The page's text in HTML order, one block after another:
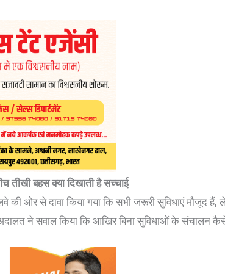
तीखी बहस क्या दिखाती है सच्चाई
की ओर से दावा किया गया कि सभी जरूरी सुविधाएं मौजूद हैं,
ने सवाल किया कि आखिर बिना सुविधाओं के संचालन कैसे